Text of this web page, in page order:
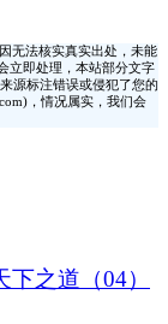
无法核实真实出处，未能
立即处理，本站部分文字
源标注错误或侵犯了您的
，情况属实，我们会
之道（04）